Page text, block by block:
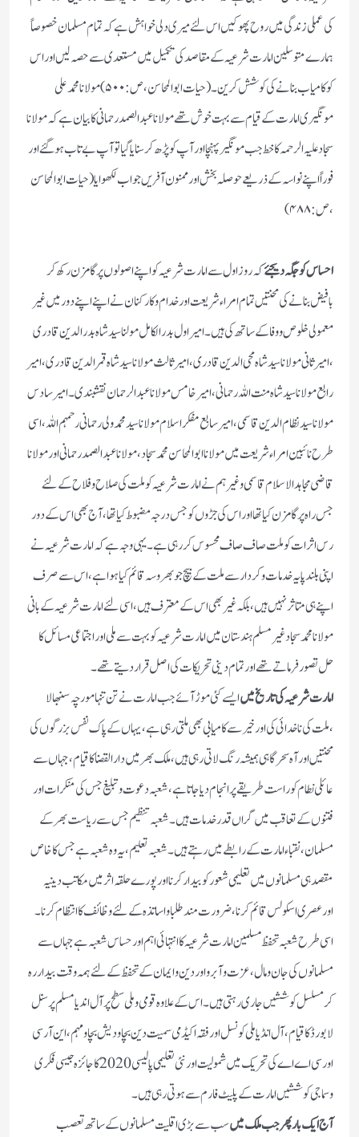
کی عملی زندگی میں روح پھوکیں اس لئے میری دلی خواہش ہے کہ تمام مسلمان خصوصاً
ہمارے متوسلین امارت شرعیہ کے مقاصد کی تکمیل میں مستعدی سے حصہ لیں اور اس
کو کامیاب بنانے کی کوشش کرین۔( حیات ابوالمحاسن ،ص:۵۰۰ ) مولانا محمد علی
مونگیری امارت کے قیام سے بہت خوش تھے مولانا عبدالصمد رحمانی کا بیان ہے کہ مولانا
سجاد علیہ الرحمہ کا خط جب مونگیر پہنچا اور آپ کو پڑھ کر سنایا گیا تو آپ بے تاب ہوگئےاور
فوراً اپنے نواسہ کے ذریعے حوصلہ بخش اور ممنون آفریں جواب لکھوایا (حیات ابوالمحاسن
،ص:۴۸۸)
احساس کو جگہ دیجئےکہ روز اول سے امارت شرعیہ کو اپنے اصولوں پر گامزن رکھ کر
بافیض بنانے کی محنتیں تمام امراءشریعت اور خدام وکارکنان نے اپنے اپنے دور میں غیر
معمولی خلوص ووفا کے ساتھ کی ہیں۔امیر اول بدر الکامل مولنا سید شاہ بدرالدین قادری
،امیر ثانی مولانا سید شاہ محی الدین قادری ،امیر ثالث مولانا سید شاہ قمرالدین قادری ،امیر
رابع مولانا سید شاہ منت اللہ رحمانی ،امیر خامس مولانا عبدالرحمان نقشبندی۔امیر سادس
مولانا سید نظام الدین قاسمی ،امیر سابع مفکر اسلام مولانا سید محمد ولی رحمانی رحمہم اللہ ،اسی
طرح نائبین امراءشریعت میں مولانا ابوالمحاسن محمد سجاد ،مولانا عبدالصمد رحمانی اور مولانا
قاضی مجاہد الاسلام قاسمی وغیرہم نے امارت شرعیہ کو ملت کی صلاح وفلاح کے لئے
جس راہ پر گامزن کیا تھا اور اس کی جڑوں کو جس درجہ مضبوط کیا تھا ،آج بھی ا س کے دور
رس اثرات کوملت صاف صاف محسوس کررہی ہے۔یہی وجہ ہے کہ امارت شرعیہ نے
اپنی بلند پایہ خدمات وکردار سے ملت کے بیچ جو بھر وسہ قائم کیا ہواہے ،اس سے صرف
اپنے ہی متاثر نہیں ہیں ،بلکہ غیر بھی اس کے معترف ہیں ،اسی لئے امارت شرعیہ کے بانی
مولانا محمد سجاد غیر مسلم ہندستان میں امارت شرعیہ کو بہت سے ملی اور اجتماعی مسائل کا
حل تصور فرماتے تھےاور تمام دینی تحریکات کی اصل قرار دیتے تھے۔
امارت شرعیہ کی تاریخ میںایسے کئی موڑ آئے جب امارت نے تن تنہا مورچہ سنبھالا
،ملت کی ناخدائی کی اور خیر سے کامیابی بھی ملتی رہی ہے ،یہاں کے پاک نفس بزرگوں کی
محنتیں اور آہ سحر گاہی ہمیشہ رنگ لاتی رہی ہیں،ملک بھر میں دارالقضا کا قیام ،جہاں سے
عائلی نطام کو راست طریقے پر انجام دیا جاتا ہے،شعبہ دعوت وتبلیغ جس کی منکرات اور
فتنوں کے تعاقب میں گراں قدر خدمات ہیں۔شعبہ تنظیم جس سے ریاست بھر کے
مسلمان ،نقباء امارت کے رابطے میں رہتے ہیں۔شعبہ تعلیم ،یہ وہ شعبہ ہے جس کا خاص
مقصد ہی مسلمانوں میں تعلیمی شعور کو بیدا رکرنا اور پورے حلقہ اثر میں مکاتب دینیہ
اورعصری اسکولس قائم کرنا ،ضرورت مند طلباو اساتذہ کے لئے وظائف کا انتظام کرنا۔
اسی طرح شعبہ تحفظ مسلمین امارت شرعیہ کا انتہائی اہم اور حساس شعبہ ہے جہاں سے
مسلمانوں کی جان ومال ،عزت وآبرو اور دین وایمان کے تحفظ کے لئے ہمہ وقت بیدار رہ
کر مسلسل کوششیں جاری رہتی ہیں۔اس کے علاوہ قومی وملی سطح پر آل اندیا مسلم پرسنل
لا بورڈ کا قیام ،آل انڈیا ملی کونسل اور فقہ اکیڈمی سمیت دین بچاودیش بچاو مہم، این آر سی
اور سی اے اے کی تحریک میں شمولیت اور نئی تعلیمی پالیسی 2020کا جا ئزہ جیسی فکری
وسماجی کوششیں امارت کے پلیٹ فارم سے ہوتی رہی ہیں۔
آج ایک بار پھر جب ملک میںسب سے بڑی اقلیت مسلمانوں کے ساتھ تعصب